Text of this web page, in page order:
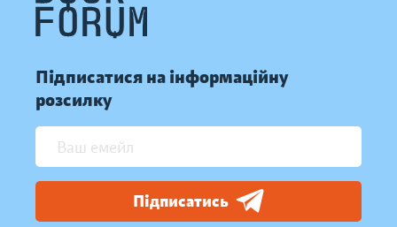
Підписатися на інформаційну
розсилку
Підписатись